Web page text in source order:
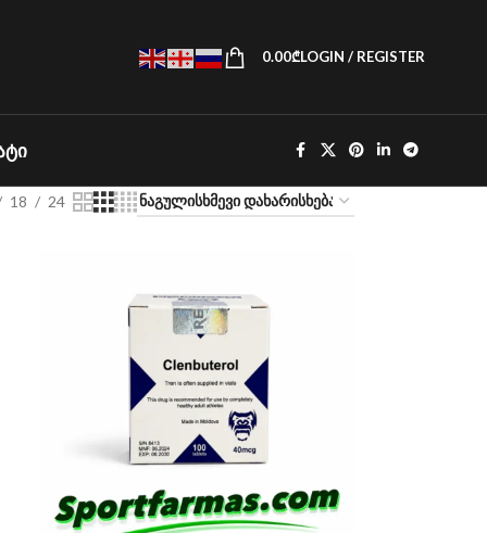
0.00₾LOGIN / REGISTER
18 24